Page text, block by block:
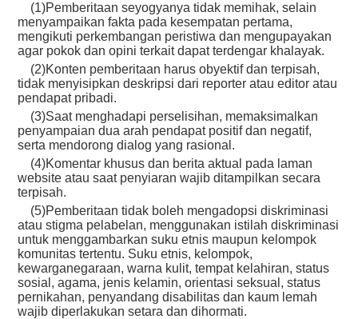
(1)Pemberitaan seyogyanya tidak memihak, selain
menyampaikan fakta pada kesempatan pertama,
mengikuti perkembangan peristiwa dan mengupayakan
agar pokok dan opini terkait dapat terdengar khalayak.
(2)Konten pemberitaan harus obyektif dan terpisah,
tidak menyisipkan deskripsi dari reporter atau editor atau
pendapat pribadi.
(3)Saat menghadapi perselisihan, memaksimalkan
penyampaian dua arah pendapat positif dan negatif,
serta mendorong dialog yang rasional.
(4)Komentar khusus dan berita aktual pada laman
website atau saat penyiaran wajib ditampilkan secara
terpisah.
(5)Pemberitaan tidak boleh mengadopsi diskriminasi
atau stigma pelabelan, menggunakan istilah diskriminasi
untuk menggambarkan suku etnis maupun kelompok
komunitas tertentu. Suku etnis, kelompok,
kewarganegaraan, warna kulit, tempat kelahiran, status
sosial, agama, jenis kelamin, orientasi seksual, status
pernikahan, penyandang disabilitas dan kaum lemah
wajib diperlakukan setara dan dihormati.